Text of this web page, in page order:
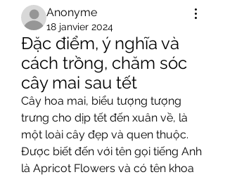
Anonyme
18 janvier 2024
Đặc điểm, ý nghĩa và
cách trồng, chăm sóc
cây mai sau tết
Cây hoa mai, biểu tượng tượng
trưng cho dịp tết đến xuân về, là
một loài cây đẹp và quen thuộc.
Được biết đến với tên gọi tiếng Anh
là Apricot Flowers và có tên khoa